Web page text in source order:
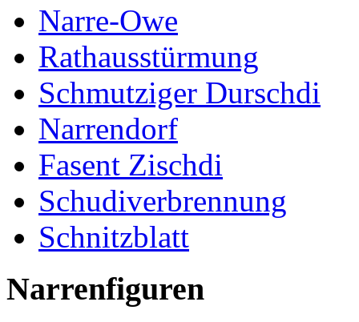
Narre-Owe
Rathausstürmung
Schmutziger Durschdi
Narrendorf
Fasent Zischdi
Schudiverbrennung
Schnitzblatt
Narrenfiguren